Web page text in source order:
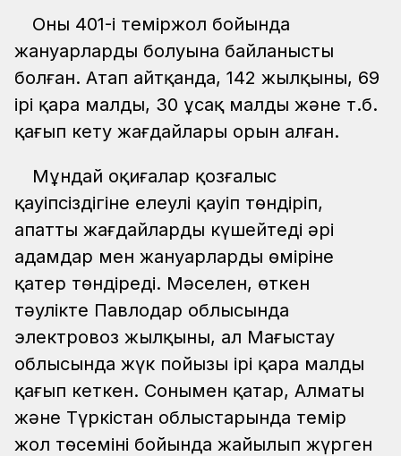
Оның 401-і теміржол бойында
жануарлардың болуына байланысты
болған. Атап айтқанда, 142 жылқыны, 69
ірі қара малды, 30 ұсақ малды және т.б.
қағып кету жағдайлары орын алған.
Мұндай оқиғалар қозғалыс
қауіпсіздігіне елеулі қауіп төндіріп,
апатты жағдайларды күшейтеді әрі
адамдар мен жануарлардың өміріне
қатер төндіреді. Мәселен, өткен
тәулікте Павлодар облысында
электровоз жылқыны, ал Маңғыстау
облысында жүк пойызы ірі қара малды
қағып кеткен. Сонымен қатар, Алматы
және Түркістан облыстарында темір
жол төсемінің бойында жайылып жүрген